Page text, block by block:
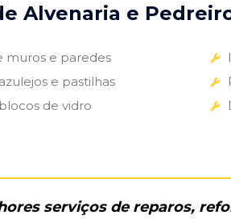
Alvenaria e
muros e paredes
e pastilhas
de vidro
serviços de reparos,